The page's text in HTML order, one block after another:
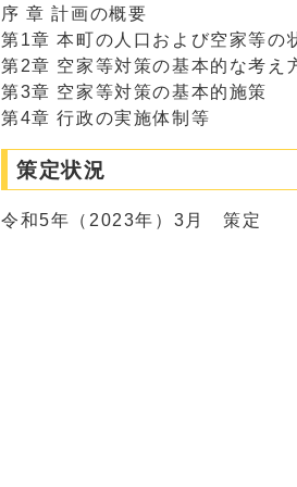
序 章 計画の概要
第1章 本町の人口および空家等の
第2章 空家等対策の基本的な考え
第3章 空家等対策の基本的施策
第4章 行政の実施体制等
策定状況
令和5年（2023年）3月 策定